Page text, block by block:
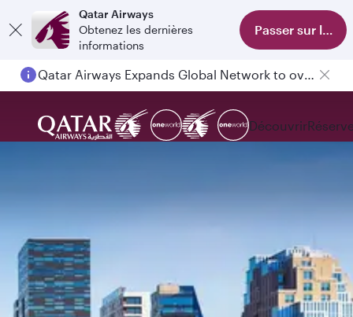
Qatar Airways
Obtenez les dernières
informations
Passer sur
Passengers flying between Doha and Auckland on QR914 and QR915
Découvrir